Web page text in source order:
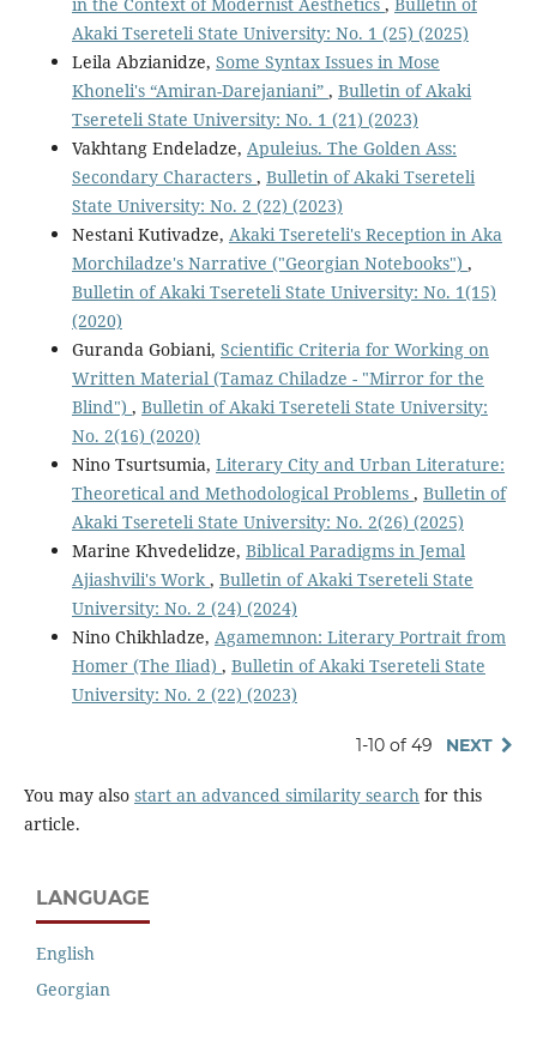
Akaki Tsereteli State University: No. 1 (25) (2025)
Leila Abzianidze, Some Syntax Issues in Mose
Khoneli's “Amiran-Darejaniani” , Bulletin of Akaki
Tsereteli State University: No. 1 (21) (2023)
Vakhtang Endeladze, Apuleius. The Golden Ass:
Secondary Characters , Bulletin of Akaki Tsereteli
State University: No. 2 (22) (2023)
Nestani Kutivadze, Akaki Tsereteli's Reception in Aka
Morchiladze's Narrative ("Georgian Notebooks") ,
Bulletin of Akaki Tsereteli State University: No. 1(15)
(2020)
Guranda Gobiani, Scientific Criteria for Working on
Written Material (Tamaz Chiladze - "Mirror for the
Blind") , Bulletin of Akaki Tsereteli State University:
No. 2(16) (2020)
Nino Tsurtsumia, Literary City and Urban Literature:
Theoretical and Methodological Problems , Bulletin of
Akaki Tsereteli State University: No. 2(26) (2025)
Marine Khvedelidze, Biblical Paradigms in Jemal
Ajiashvili's Work , Bulletin of Akaki Tsereteli State
University: No. 2 (24) (2024)
Nino Chikhladze, Agamemnon: Literary Portrait from
Homer (The Iliad) , Bulletin of Akaki Tsereteli State
University: No. 2 (22) (2023)
1-10 of 49 NEXT
You may also start an advanced similarity searchfor this
article.
LANGUAGE
English
Georgian